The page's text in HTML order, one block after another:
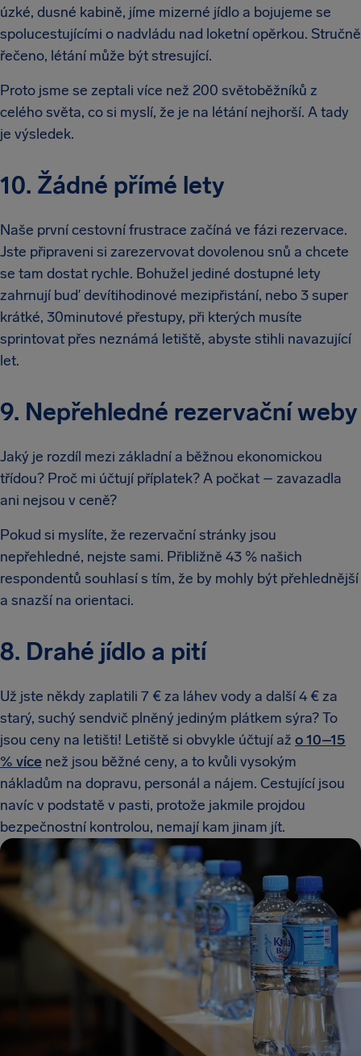
úzké, dusné kabině, jíme mizerné jídlo a bojujeme se
spolucestujícími o nadvládu nad loketní opěrkou. Stručně
řečeno, létání může být stresující.
Proto jsme se zeptali více než 200 světoběžníků z
celého světa, co si myslí, že je na létání nejhorší. A tady
je výsledek.
10. Žádné přímé lety
Naše první cestovní frustrace začíná ve fázi rezervace.
Jste připraveni si zarezervovat dovolenou snů a chcete
se tam dostat rychle. Bohužel jediné dostupné lety
zahrnují buď devítihodinové mezipřistání, nebo 3 super
krátké, 30minutové přestupy, při kterých musíte
sprintovat přes neznámá letiště, abyste stihli navazující
let.
9. Nepřehledné rezervační weby
Jaký je rozdíl mezi základní a běžnou ekonomickou
třídou? Proč mi účtují příplatek? A počkat – zavazadla
ani nejsou v ceně?
Pokud si myslíte, že rezervační stránky jsou
nepřehledné, nejste sami. Přibližně 43 % našich
respondentů souhlasí s tím, že by mohly být přehlednější
a snazší na orientaci.
8. Drahé jídlo a pití
Už jste někdy zaplatili 7 € za láhev vody a další 4 € za
starý, suchý sendvič plněný jediným plátkem sýra? To
jsou ceny na letišti! Letiště si obvykle účtují až o 10–15
% více než jsou běžné ceny, a to kvůli vysokým
nákladům na dopravu, personál a nájem. Cestující jsou
navíc v podstatě v pasti, protože jakmile projdou
bezpečnostní kontrolou, nemají kam jinam jít.